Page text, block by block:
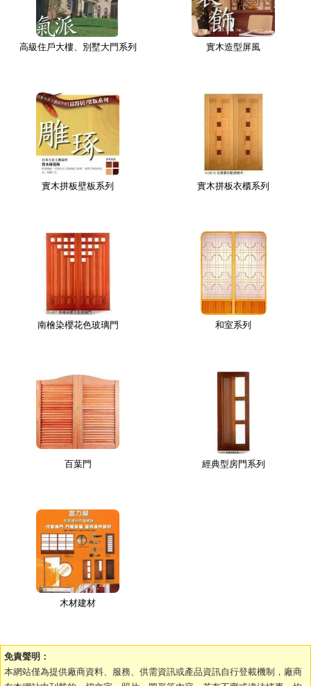
高級住戶大樓、別墅大門系列 實木造型屏風
實木拼板壁板系列 實木拼板衣櫃系列
南檜染櫻花色玻璃門 和室系列
百葉門 經典型房門系列
木材建材
免責聲明：
本網站僅為提供廠商資料、服務、供需資訊或產品資訊自行登載機制，廠商